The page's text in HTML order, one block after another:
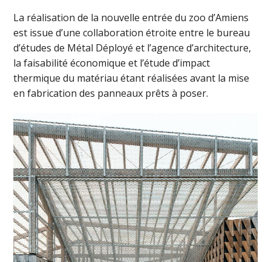
La réalisation de la nouvelle entrée du zoo d’Amiens
est issue d’une collaboration étroite entre le bureau
d’études de Métal Déployé et l’agence d’architecture,
la faisabilité économique et l’étude d’impact
thermique du matériau étant réalisées avant la mise
en fabrication des panneaux prêts à poser.